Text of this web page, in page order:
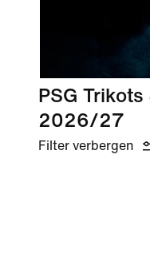
PSG
2026/27
Filter verbergen